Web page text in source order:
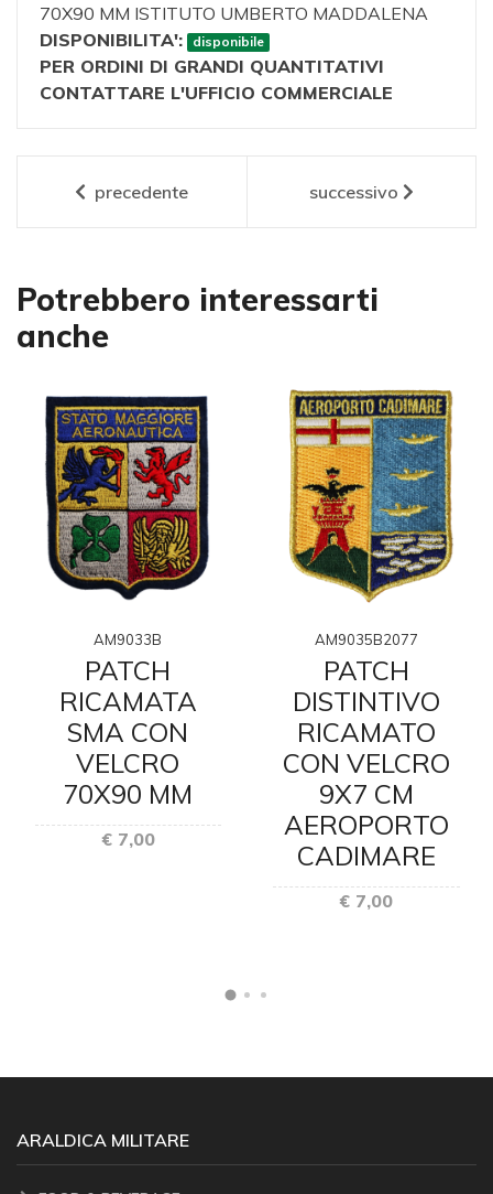
70X90 MM ISTITUTO UMBERTO MADDALENA
DISPONIBILITA':
disponibile
PER ORDINI DI GRANDI QUANTITATIVI
CONTATTARE L'UFFICIO COMMERCIALE
precedente successivo
Potrebbero interessarti
anche
AM9033B
PATCH
RICAMATA
SMA CON
VELCRO
70X90 MM
€ 7,00
AM9035B2077
PATCH
DISTINTIVO
RICAMATO
CON VELCRO
9X7 CM
AEROPORTO
CADIMARE
€ 7,00
ARALDICA MILITARE